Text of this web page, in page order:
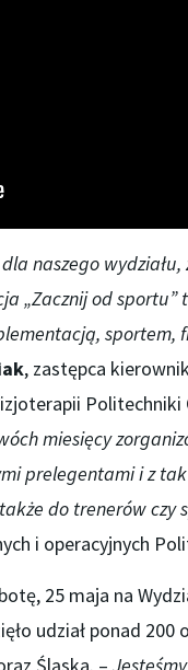
naszego
„Zacznij od
sportem,
, zastępca
Politechniki
miesięcy
prelegentami i z
do trenerów czy
i operacyjnych
25 maja na
udział ponad
Śląska. –